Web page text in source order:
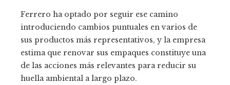
Ferrero ha optado por seguir ese camino
introduciendo cambios puntuales en varios de
sus productos más representativos, y la empresa
estima que renovar sus empaques constituye una
de las acciones más relevantes para reducir su
huella ambiental a largo plazo.